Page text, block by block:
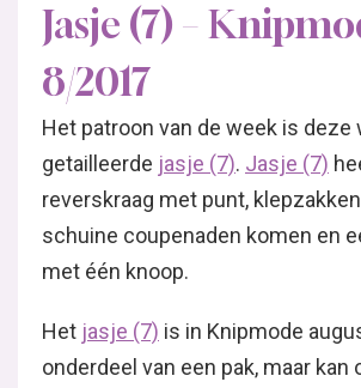
Jasje (7) –
8/2017
Het patroon van de week is deze
getailleerde jasje (7). Jasje (7)
reverskraag met punt,
schuine coupenaden komen en
met één knoop.
Het jasje (7) is in Knipmode
onderdeel van een pak, maar kan